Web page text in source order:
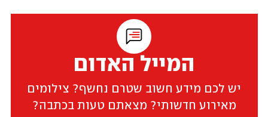
המייל האדום
יש לכם מידע חשוב שטרם נחשף? צילומים
מאירוע חדשותי? מצאתם טעות בכתבה?